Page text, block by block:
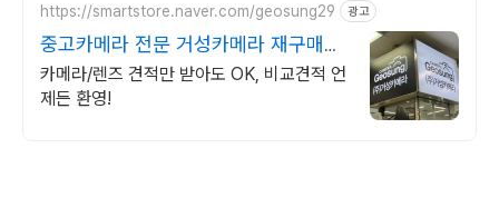
https://smartstore.naver.com/geosung29 광고
중고카메라 전문 거성카메라 재구매율
높은 매장!
카메라/렌즈 견적만 받아도 OK, 비교견적 언
제든 환영!